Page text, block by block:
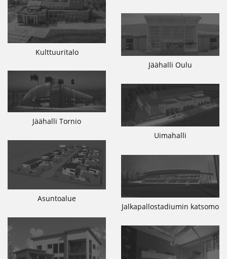
Kulttuuritalo
Jäähalli Oulu
Jäähalli Tornio
Uimahalli
Asuntoalue
Jalkapallostadiumin katsomo